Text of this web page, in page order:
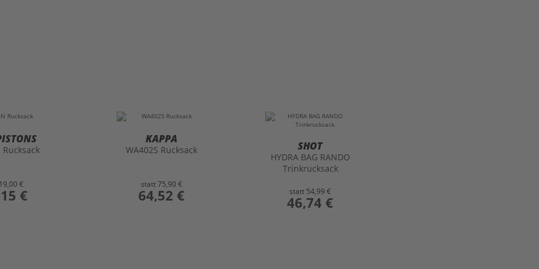
Rucksack
€
€
KAPPA
WA402S Rucksack
statt75,90 €
preis
64,52 €
SHOT
HYDRA BAG RANDO
Trinkrucksack
statt 54,99 €
preis
46,74 €